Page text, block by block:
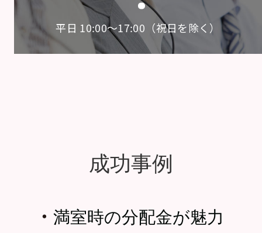
平日 10:00〜17:00（祝日を除く）
成功事例
・ 満室時の分配金が魅力